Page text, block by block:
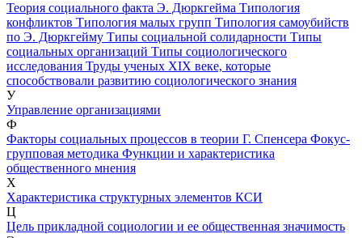
Теория социального факта Э. Дюркгейма Типология
конфликтов Типология малых групп Типология самоубийств
по Э. Дюркгейму Типы социальной солидарности Типы
социальных организаций Типы социологического
исследования Труды ученых ХIХ веке, которые
способствовали развитию социологического знания
У
Управление организациями
Ф
Факторы социальных процессов в теории Г. Спенсера Фокус-
групповая методика Функции и характеристика
общественного мнения
Х
Характеристика структурных элементов КСИ
Ц
Цель прикладной социологии и ее общественная значимость